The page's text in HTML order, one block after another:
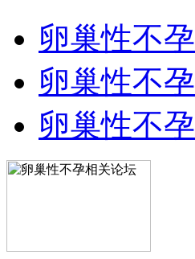
卵巢性不
卵巢性不
卵巢性不